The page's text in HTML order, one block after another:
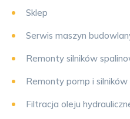
Sklep
Serwis maszyn
Remonty silników
Remonty pomp i silników
Filtracja oleju